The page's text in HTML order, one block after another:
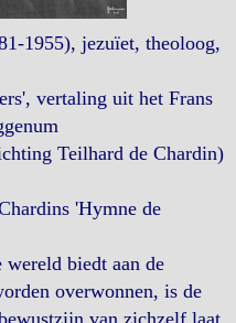
1955), jezuïet, theoloog,
vertaling uit het Frans
Teilhard de Chardin)
'Hymne de
biedt aan de
overwonnen, is de